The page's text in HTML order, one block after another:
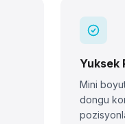
Yuksek
Mini
dongu